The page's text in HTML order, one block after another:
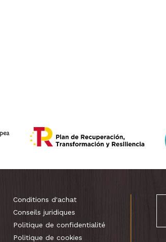
Conditions d'achat
Conseils juridiques
Politique de confidentialité
Politique de cookies